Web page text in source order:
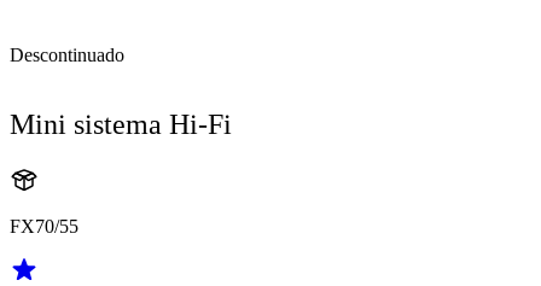
Descontinuado
Mini sistema Hi-Fi
FX70/55